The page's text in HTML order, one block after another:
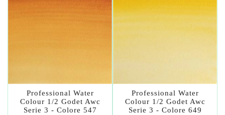
Professional Water
Colour 1/2 Godet Awc
Serie 3 - Colore 547
Professional Water
Colour 1/2 Godet Awc
Serie 3 - Colore 649